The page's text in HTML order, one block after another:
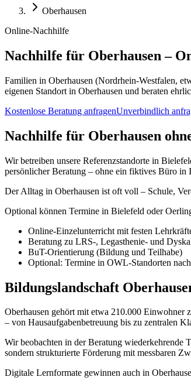
Oberhausen
Online-Nachhilfe
Nachhilfe für Oberhausen –
Familien in Oberhausen (Nordrhein-Westfalen,
eigenen Standort in Oberhausen und beraten
Kostenlose Beratung anfragenUnverbindlich
Nachhilfe für Oberhausen
Wir betreiben unsere Referenzstandorte in
persönlicher Beratung – ohne ein fiktives Büro in
Der Alltag in Oberhausen ist oft voll – Schule,
Optional können Termine in Bielefeld oder
Online-Einzelunterricht mit festen
Beratung zu LRS-, Legasthenie- und
BuT-Orientierung (Bildung und Teilhabe)
Optional: Termine in OWL-Standorten
Bildungslandschaft
Oberhausen gehört mit etwa 210.000 Einwohner
– von Hausaufgabenbetreuung bis zu zentralen
Wir beobachten in der Beratung wiederkehrende
sondern strukturierte Förderung mit messbaren
Digitale Lernformate gewinnen auch in